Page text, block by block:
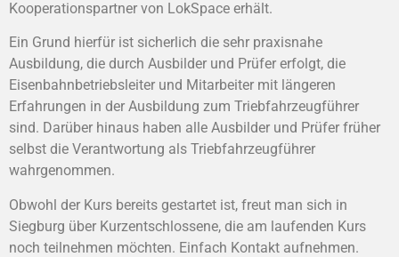
Kooperationspartner von LokSpace erhält.
Ein Grund hierfür ist sicherlich die sehr praxisnahe
Ausbildung, die durch Ausbilder und Prüfer erfolgt, die
Eisenbahnbetriebsleiter und Mitarbeiter mit längeren
Erfahrungen in der Ausbildung zum Triebfahrzeugführer
sind. Darüber hinaus haben alle Ausbilder und Prüfer früher
selbst die Verantwortung als Triebfahrzeugführer
wahrgenommen.
Obwohl der Kurs bereits gestartet ist, freut man sich in
Siegburg über Kurzentschlossene, die am laufenden Kurs
noch teilnehmen möchten. Einfach Kontakt aufnehmen.